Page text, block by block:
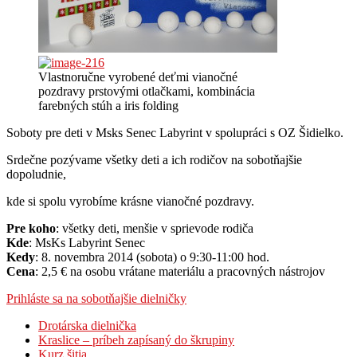
Vlastnoručne vyrobené deťmi vianočné
pozdravy prstovými otlačkami, kombinácia
farebných stúh a iris folding
Soboty pre deti v Msks Senec Labyrint v spolupráci s OZ Šidielko.
Srdečne pozývame všetky deti a ich rodičov na sobotňajšie
dopoludnie,
kde si spolu vyrobíme krásne vianočné pozdravy.
Pre koho: všetky deti, menšie v sprievode rodiča
Kde: MsKs Labyrint Senec
Kedy: 8. novembra 2014 (sobota) o 9:30-11:00 hod.
Cena: 2,5 € na osobu vrátane materiálu a pracovných nástrojov
Prihláste sa na sobotňajšie dielničky
Drotárska dielnička
Kraslice – príbeh zapísaný do škrupiny
Kurz šitia